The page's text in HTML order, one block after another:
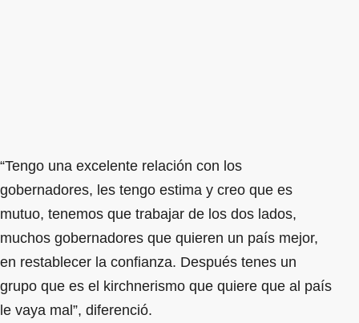
“Tengo una excelente relación con los
gobernadores, les tengo estima y creo que es
mutuo, tenemos que trabajar de los dos lados,
muchos gobernadores que quieren un país mejor,
en restablecer la confianza. Después tenes un
grupo que es el kirchnerismo que quiere que al país
le vaya mal”, diferenció.